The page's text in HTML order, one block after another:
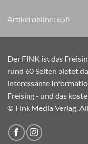
Artikel online: 658
Der FINK ist das
rund 60 Seiten bietet
interessante
Freising - und das
© Fink Media Verlag.